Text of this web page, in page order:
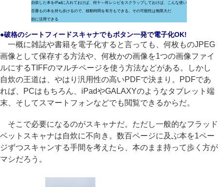
自炊した本をiPadに入れておけば、何十～何
百冊もの本を持ち歩けるので、移動時間を有
効に活用できる
レシピをスクラップしておけば、こんな使い
方もできる。その可能性は無限大だ
●破格のシートフィードスキャナでもボタン一発で電子化OK!
一概に雑誌や書籍を電子化すると言っても、何枚ものJPEG
画像として保存する方法や、何枚かの画像を1つの画像ファイ
ルにするTIFFのマルチページを使う方法などがある。しかし
自炊の王道は、やはり汎用性の高いPDFで決まり。PDFであ
れば、PCはもちろん、iPadやGALAXYのようなタブレット端
末、そしてスマートフォンなどでも閲覧できるからだ。
そこで必要になるのがスキャナだ。ただし一般的なフラッド
ベットスキャナは自炊に不向き。数百ページに及ぶ本を1ペー
ジずつスキャンする手間を考えたら、本のまま持って歩く方が
マシだろう。